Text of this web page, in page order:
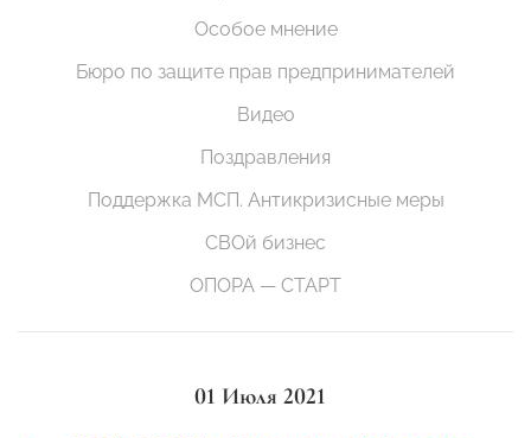
Особое мнение
Бюро по защите прав предпринимателей
Видео
Поздравления
Поддержка МСП. Антикризисные меры
СВОй бизнес
ОПОРА — СТАРТ
01 Июля 2021